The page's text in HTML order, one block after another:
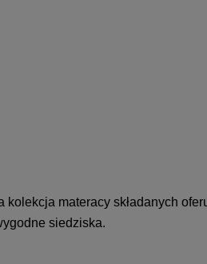
materacy składanych
siedziska.